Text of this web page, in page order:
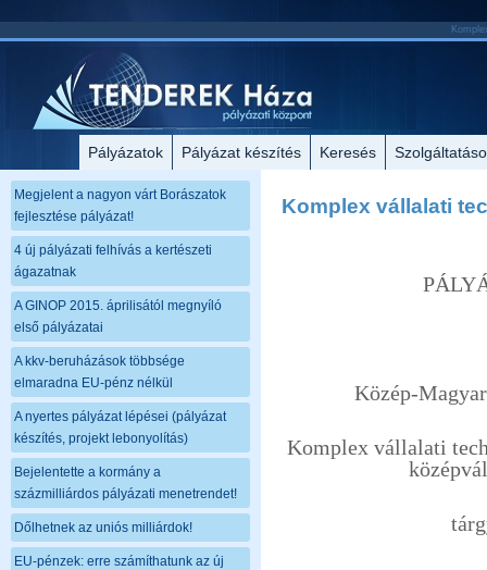
Pályázatok Pályázat készítés Keresés
Megjelent a nagyon várt Borászatok
fejlesztése pályázat!
4 új pályázati felhívás a kertészeti
ágazatnak
A GINOP 2015. áprilisától megnyíló
első pályázatai
A kkv-beruházások többsége
elmaradna EU-pénz nélkül
A nyertes pályázat lépései (pályázat
készítés, projekt lebonyolítás)
Bejelentette a kormány a
százmilliárdos pályázati menetrendet!
Dőlhetnek az uniós milliárdok!
EU-pénzek: erre számíthatunk az új
Komplex vállalati
Közép-
Komplex vállalati